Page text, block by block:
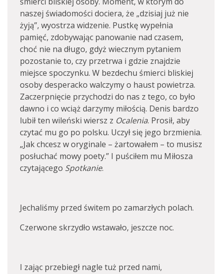
naszej świadomości dociera, że „dzisiaj już nie
żyją”, wyostrza widzenie. Pustkę wypełnia
pamięć, zdobywając panowanie nad czasem,
choć nie na długo, gdyż wiecznym pytaniem
pozostanie to, czy przetrwa i gdzie znajdzie
miejsce spoczynku. W bezdechu śmierci bliskiej
osoby desperacko walczymy o haust powietrza.
Zaczerpnięcie przychodzi do nas z tego, co było
dawno i co wciąż darzymy miłością. Denis bardzo
lubił ten wileński wiersz z Ocalenia. Prosił, aby
czytać mu go po polsku. Uczył się jego brzmienia.
„Jak chcesz w oryginale – żartowałem – to musisz
posłuchać mowy poety.” I puściłem mu Miłosza
czytającego Spotkanie.
Jechaliśmy przed świtem po zamarzłych polach.
Czerwone skrzydło wstawało, jeszcze noc.
I zając przebiegł nagle tuż przed nami,